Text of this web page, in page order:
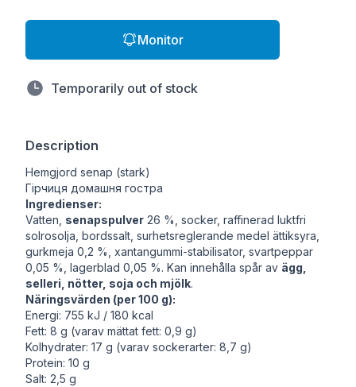
Monitor
Temporarily out of stock
Description
Hemgjord senap (stark)
Гірчиця домашня гостра
Ingredienser:
Vatten, senapspulver 26 %, socker, raffinerad luktfri
solrosolja, bordssalt, surhetsreglerande medel ättiksyra,
gurkmeja 0,2 %, xantangummi-stabilisator, svartpeppar
0,05 %, lagerblad 0,05 %. Kan innehålla spår av ägg,
selleri, nötter, soja och mjölk.
Näringsvärden (per 100 g):
Energi: 755 kJ / 180 kcal
Fett: 8 g (varav mättat fett: 0,9 g)
Kolhydrater: 17 g (varav sockerarter: 8,7 g)
Protein: 10 g
Salt: 2,5 g